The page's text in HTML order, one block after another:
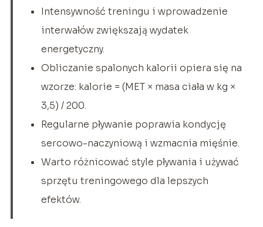
Intensywność treningu i wprowadzenie
interwałów zwiększają wydatek
energetyczny.
Obliczanie spalonych kalorii opiera się na
wzorze: kalorie = (MET × masa ciała w kg ×
3,5) / 200.
Regularne pływanie poprawia kondycję
sercowo-naczyniową i wzmacnia mięśnie.
Warto różnicować style pływania i używać
sprzętu treningowego dla lepszych
efektów.